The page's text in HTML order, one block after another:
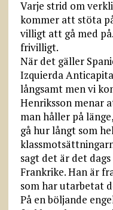
Varje strid om
kommer att stöta
villigt att gå med
frivilligt.
När det gäller
Izquierda
långsamt men vi
Henriksson menar
man håller på
gå hur långt som
sagt det är det
Frankrike. Han är
som har utarbetat
På en böljande